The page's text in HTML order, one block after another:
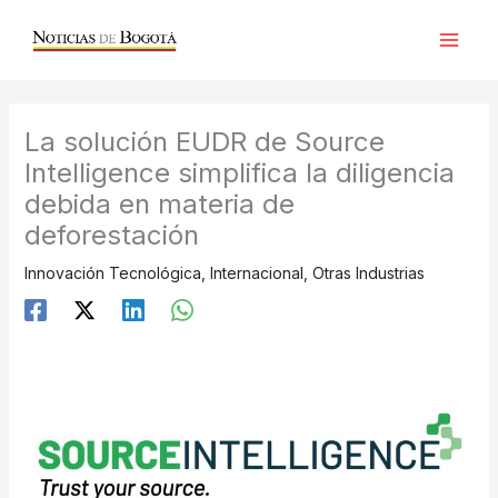
La solución EUDR de Source
Intelligence simplifica la diligencia
debida en materia de
deforestación
Innovación Tecnológica Internacional Otras Industrias